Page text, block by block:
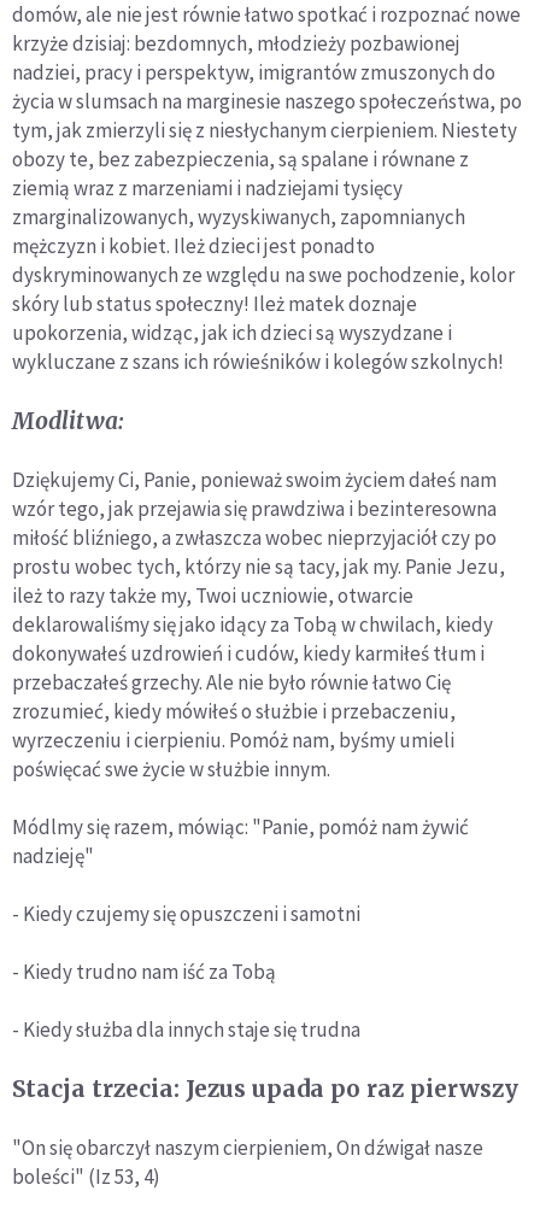
domów, ale nie jest równie łatwo spotkać i rozpoznać nowe
krzyże dzisiaj: bezdomnych, młodzieży pozbawionej
nadziei, pracy i perspektyw, imigrantów zmuszonych do
życia w slumsach na marginesie naszego społeczeństwa, po
tym, jak zmierzyli się z niesłychanym cierpieniem. Niestety
obozy te, bez zabezpieczenia, są spalane i równane z
ziemią wraz z marzeniami i nadziejami tysięcy
zmarginalizowanych, wyzyskiwanych, zapomnianych
mężczyzn i kobiet. Ileż dzieci jest ponadto
dyskryminowanych ze względu na swe pochodzenie, kolor
skóry lub status społeczny! Ileż matek doznaje
upokorzenia, widząc, jak ich dzieci są wyszydzane i
wykluczane z szans ich rówieśników i kolegów szkolnych!
Modlitwa:
Dziękujemy Ci, Panie, ponieważ swoim życiem dałeś nam
wzór tego, jak przejawia się prawdziwa i bezinteresowna
miłość bliźniego, a zwłaszcza wobec nieprzyjaciół czy po
prostu wobec tych, którzy nie są tacy, jak my. Panie Jezu,
ileż to razy także my, Twoi uczniowie, otwarcie
deklarowaliśmy się jako idący za Tobą w chwilach, kiedy
dokonywałeś uzdrowień i cudów, kiedy karmiłeś tłum i
przebaczałeś grzechy. Ale nie było równie łatwo Cię
zrozumieć, kiedy mówiłeś o służbie i przebaczeniu,
wyrzeczeniu i cierpieniu. Pomóż nam, byśmy umieli
poświęcać swe życie w służbie innym.
Módlmy się razem, mówiąc: "Panie, pomóż nam żywić
nadzieję"
- Kiedy czujemy się opuszczeni i samotni
- Kiedy trudno nam iść za Tobą
- Kiedy służba dla innych staje się trudna
Stacja trzecia: Jezus upada po raz pierwszy
"On się obarczył naszym cierpieniem, On dźwigał nasze
boleści" (Iz 53, 4)